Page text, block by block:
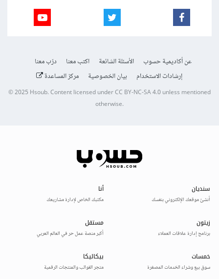
عن أكاديمية حسوب الأسئلة الشائعة اكتب معنا
درّب معنا
إرشادات الاستخدام
بيان الخصوصية مركز المساعدة
© 2025Hsoub.Content licensed underCC BY-NC-SA 4.0unless mentioned
otherwise.